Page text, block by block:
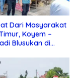
Dari Masyarakat
Koyem –
Blusukan di